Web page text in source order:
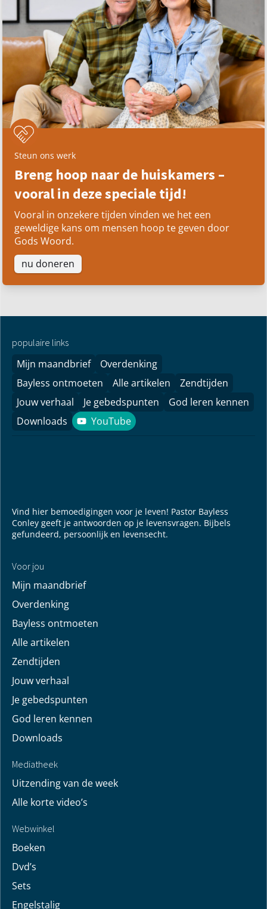
Steun ons werk
Breng hoop naar de huiskamers –
vooral in deze speciale tijd!
Vooral in onzekere tijden vinden we het een
geweldige kans om mensen hoop te geven door
Gods Woord.
nu doneren
populaire links
Mijn maandbrief
Overdenking
Bayless ontmoeten
Alle artikelen
Zendtijden
Jouw verhaal
Je gebedspunten
God leren kennen
Downloads
YouTube
YouTube
Vind hier bemoedigingen voor je leven! Pastor Bayless
Conley geeft je antwoorden op je levensvragen. Bijbels
gefundeerd, persoonlijk en levensecht.
Voor jou
Mijn maandbrief
Overdenking
Bayless ontmoeten
Alle artikelen
Zendtijden
Jouw verhaal
Je gebedspunten
God leren kennen
Downloads
Mediatheek
Uitzending van de week
Alle korte video’s
Webwinkel
Boeken
Dvd’s
Sets
Engelstalig